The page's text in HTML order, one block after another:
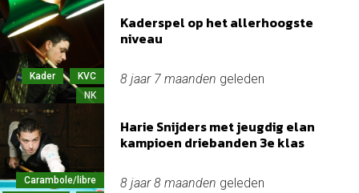
Kader
KVC
NK
Kaderspel op het allerhoogste
niveau
8 jaar 7 maanden geleden
Carambole/libre
Harie Snijders met jeugdig elan
kampioen driebanden 3e klas
8 jaar 8 maanden geleden